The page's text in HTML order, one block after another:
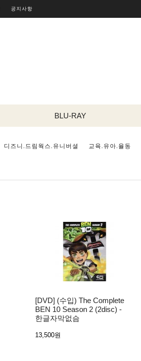
공지사항
BLU-RAY
디즈니.드림웍스.유니버셜 교육.유아.율동
[DVD] (수입) The Complete
BEN 10 Season 2 (2disc) -
한글자막없슴
13,500원